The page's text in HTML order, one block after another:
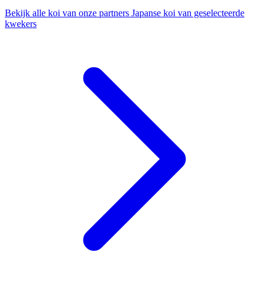
Bekijk alle koi van onze partners Japanse koi van geselecteerde
kwekers